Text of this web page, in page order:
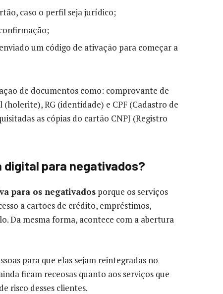
caso o perfil seja jurídico;
um código de ativação para começar a
de documentos como: comprovante de
RG (identidade) e CPF (Cadastro de
as cópias do cartão CNPJ (Registro
digital para negativados?
para os negativados porque os serviços
a cartões de crédito, empréstimos,
Da mesma forma, acontece com a abertura
para que elas sejam reintegradas no
ficam receosas quanto aos serviços que
risco desses clientes.